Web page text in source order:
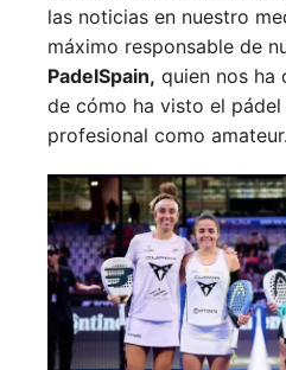
las noticias en nuestro
máximo responsable de
PadelSpain, quien nos ha
de cómo ha visto el
profesional como amateur.